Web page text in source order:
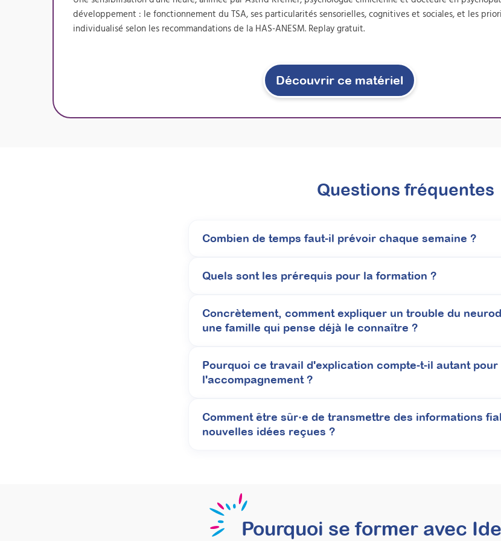
mise en pratique et fait un
Mettre en place des séances d’accompagnement parental
vous permettra de proposer explicitement un accompagnement que les familles recherchent
Durée 15h réparties sur 4 semaines
développement : le fonctionnement du TSA, ses particularités sensorielles, cognitives et sociales, et les
individualisé selon les recommandations de la HAS-ANESM. Replay gratuit.
Découvrir ce matériel
Questions fréquentes
Combien de temps faut-il prévoir chaque semaine ?
Quels sont les prérequis pour la formation ?
Concrètement, comment expliquer un trouble du
une famille qui pense déjà le connaître ?
Pourquoi ce travail d'explication compte-t-il autant pour
l'accompagnement ?
Comment être sûr·e de transmettre des informations
nouvelles idées reçues ?
Pourquoi se former avec